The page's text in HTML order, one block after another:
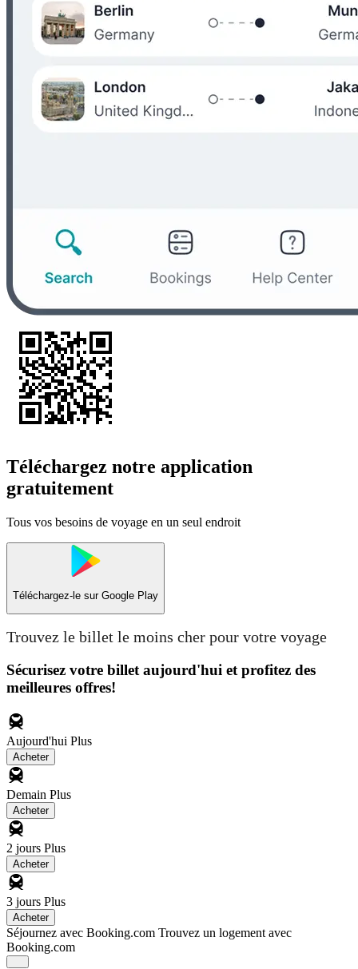
Téléchargez notre application
gratuitement
Tous vos besoins de voyage en un seul endroit
Téléchargez-le sur Google Play
Trouvez le billet le moins cher pour votre voyage
Sécurisez votre billet aujourd'hui et profitez des
meilleures offres!
Aujourd'hui Plus
Acheter
Demain Plus
Acheter
2 jours Plus
Acheter
3 jours Plus
Acheter
Séjournez avec Booking.com Trouvez un logement avec
Booking.com